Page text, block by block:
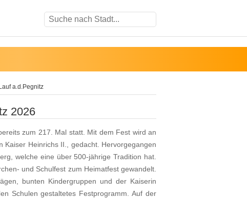
a.d.Pegnitz
2026
zum 217. Mal statt. Mit dem Fest wird an
Kaiser Heinrichs II., gedacht. Hervorgegangen
welche eine über 500-jährige Tradition hat.
und Schulfest zum Heimatfest gewandelt.
bunten Kindergruppen und der Kaiserin
Schulen gestaltetes Festprogramm. Auf der